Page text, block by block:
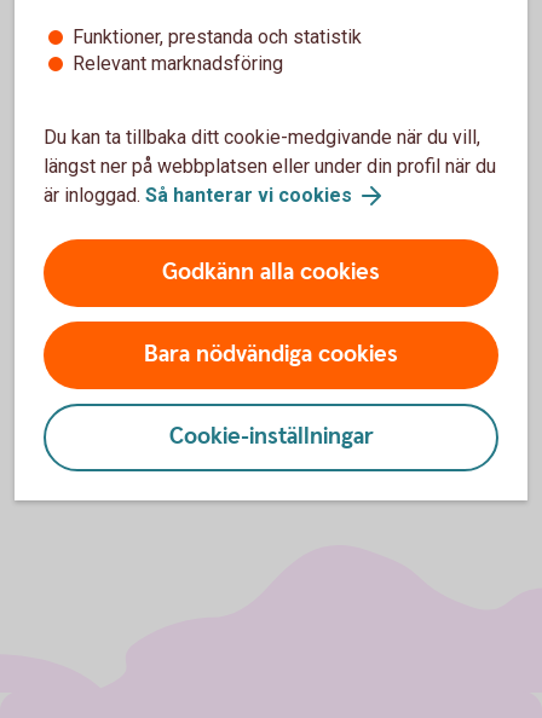
godkänna cookies för Funktioner, prestanda
och statistik.
Inställningar för cookies
Funktioner, prestanda och statistik
Relevant marknadsföring
Du kan ta tillbaka ditt cookie-medgivande när du vill,
längst ner på webbplatsen eller under din profil när du
är inloggad. Så hanterar vi cookies
Godkänn alla cookies
Bara nödvändiga cookies
Cookie-inställningar